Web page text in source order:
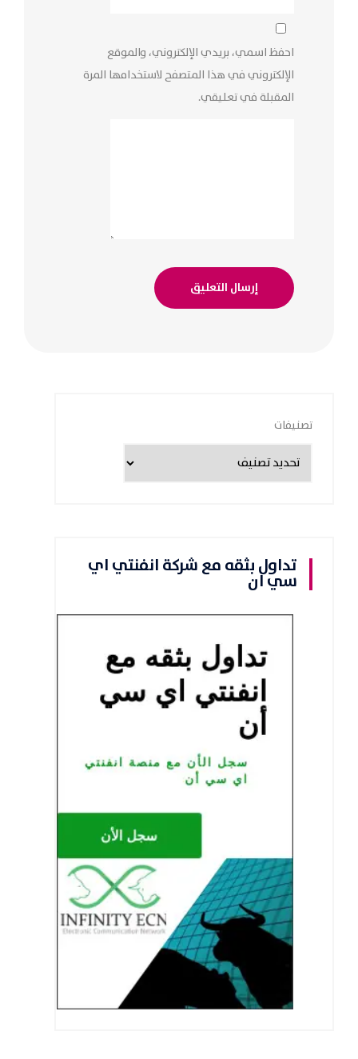
احفظ اسمي، بريدي الإلكتروني، والموقع
الإلكتروني في هذا المتصفح لاستخدامها المرة
المقبلة في تعليقي.
تصنيفات
تداول بثقه مع شركة انفنتي اي
سي ان